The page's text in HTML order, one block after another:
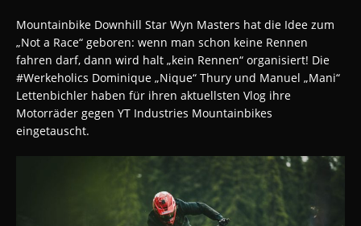
Mountainbike Downhill Star Wyn Masters hat die Idee zum
„Not a Race“ geboren: wenn man schon keine Rennen
fahren darf, dann wird halt „kein Rennen“ organisiert! Die
#Werkeholics Dominique „Nique“ Thury und Manuel „Mani“
Lettenbichler haben für ihren aktuellsten Vlog ihre
Motorräder gegen YT Industries Mountainbikes
eingetauscht.